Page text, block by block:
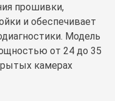
прошивки,
и обеспечивает
Модель
от 24 до 35
камерах